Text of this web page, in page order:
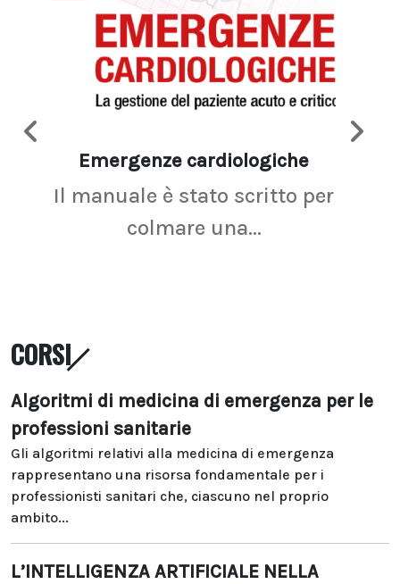
Emergenze cardiologiche
Il manuale è stato scritto per
colmare una...
CORSI
Algoritmi di medicina di emergenza per le
professioni sanitarie
Gli algoritmi relativi alla medicina di emergenza
rappresentano una risorsa fondamentale per i
professionisti sanitari che, ciascuno nel proprio
ambito...
L’INTELLIGENZA ARTIFICIALE NELLA